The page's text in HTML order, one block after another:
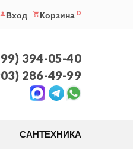
Вход Корзина 0
394-05-40
286-49-99
САНТЕХНИКА